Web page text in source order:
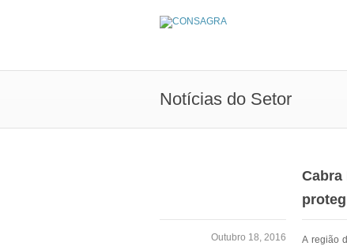
Notícias do Setor
Cabra
Outubro 18, 2016
A região